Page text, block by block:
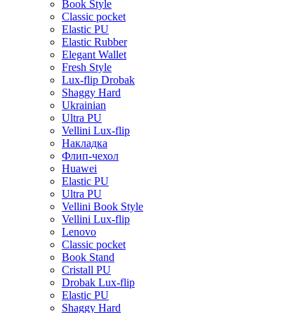
Book Style
Classic pocket
Elastic PU
Elastic Rubber
Elegant Wallet
Fresh Style
Lux-flip Drobak
Shaggy Hard
Ukrainian
Ultra PU
Vellini Lux-flip
Накладка
Флип-чехол
Huawei
Elastic PU
Ultra PU
Vellini Book Style
Vellini Lux-flip
Lenovo
Classic pocket
Book Stand
Cristall PU
Drobak Lux-flip
Elastic PU
Shaggy Hard